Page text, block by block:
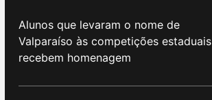
Alunos que levaram o nome de
Valparaíso às competições estaduais
recebem homenagem